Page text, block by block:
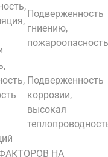
Подверженность
гниению,
пожароопасность
Подверженность
коррозии,
высокая
НА